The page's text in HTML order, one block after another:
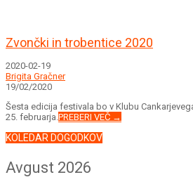
Zvončki in trobentice 2020
2020-02-19
Brigita Gračner
19/02/2020
Šesta edicija festivala bo v Klubu
25. februarja. PREBERI VEČ →
KOLEDAR DOGODKOV
Avgust 2026